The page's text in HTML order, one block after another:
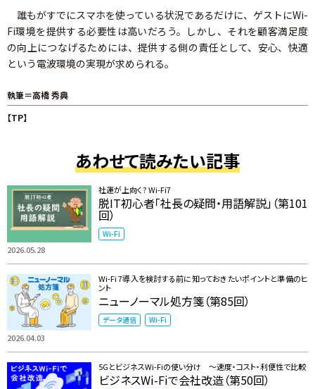
誰もがすでにスマホを使っている状況であるだけに、ゲストにWi-
Fi環境を提供する必要性は高いだろう。しかし、それを顧客満足度
の向上につなげるためには、提供する側の責任として、安心、快適
という電波環境の実現が求められる。
執筆＝高橋 秀典
【TP】
あわせて読みたい記事
2026.05.28
社運が上向く? Wi-Fi7
脱IT初心者「社長の疑問・用語解説」（第101
回）
Wi-Fi
2026.04.03
Wi-Fi 7導入を検討する前に知っておきたいポイントと準備のヒ
ント
ニューノーマル処方箋（第85回）
データ通信 Wi-Fi
5GとビジネスWi-Fiの使い分け ～速度・コスト・利便性で比較
ビジネスWi-Fiで会社改造（第50回）